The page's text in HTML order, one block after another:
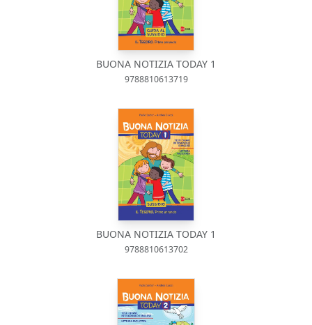
BUONA NOTIZIA TODAY 1
9788810613719
BUONA NOTIZIA TODAY 1
9788810613702